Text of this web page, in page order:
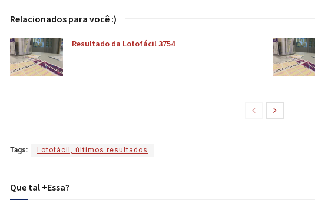
Relacionados para você :)
Resultado da Lotofácil 3754
Tags: Lotofácil, últimos resultados
Que tal +Essa?